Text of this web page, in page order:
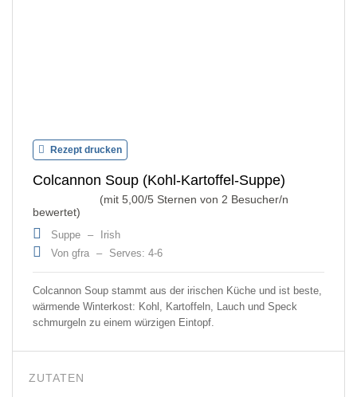
Rezept drucken
Colcannon Soup (Kohl-Kartoffel-Suppe)
(mit 5,00/5 Sternen von 2 Besucher/n
bewertet)
Suppe –
Irish
Von gfra – Serves: 4-6
Colcannon Soup stammt aus der irischen Küche und ist beste,
wärmende Winterkost: Kohl, Kartoffeln, Lauch und Speck
schmurgeln zu einem würzigen Eintopf.
ZUTATEN